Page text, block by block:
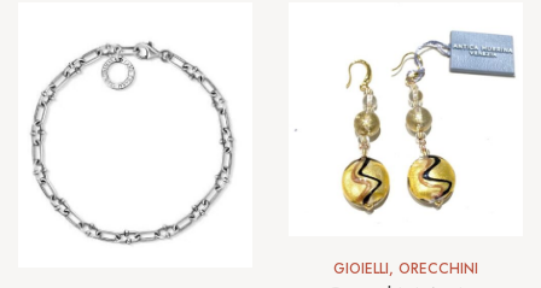
GIOIELLI, ORECCHINI